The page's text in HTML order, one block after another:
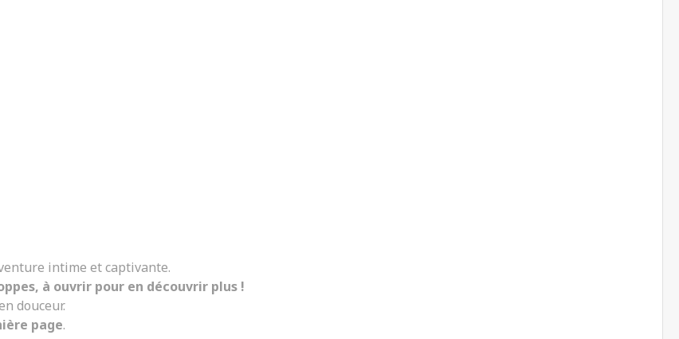
intime et captivante.
à ouvrir pour en découvrir plus !
douceur.
page.